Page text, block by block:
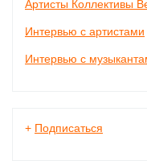
Артисты Коллективы
Интервью с артистами
Интервью с
+ Подписаться